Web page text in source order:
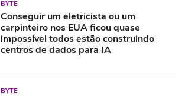
BYTE
Conseguir um eletricista ou um
carpinteiro nos EUA ficou quase
impossível todos estão construindo
centros de dados para IA
BYTE